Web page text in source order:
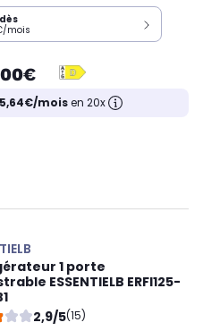
mois
moisen 20x
1 porte
ESSENTIELB ERFI125-
2,9/5(15)